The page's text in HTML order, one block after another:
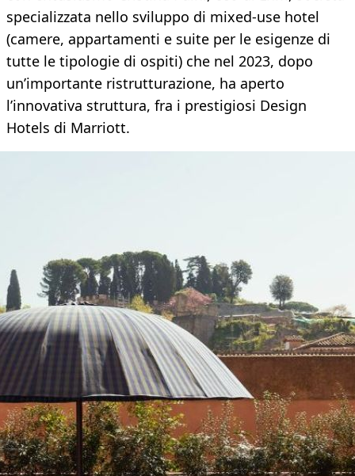
specializzata nello sviluppo di mixed-use hotel
(camere, appartamenti e suite per le esigenze di
tutte le tipologie di ospiti) che nel 2023, dopo
un’importante ristrutturazione, ha aperto
l’innovativa struttura, fra i prestigiosi Design
Hotels di Marriott.